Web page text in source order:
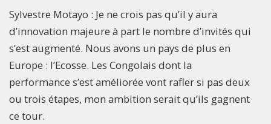
Sylvestre Motayo : Je ne crois pas qu’il y aura
d’innovation majeure à part le nombre d’invités qui
s’est augmenté. Nous avons un pays de plus en
Europe : l’Ecosse. Les Congolais dont la
performance s’est améliorée vont rafler si pas deux
ou trois étapes, mon ambition serait qu’ils gagnent
ce tour.